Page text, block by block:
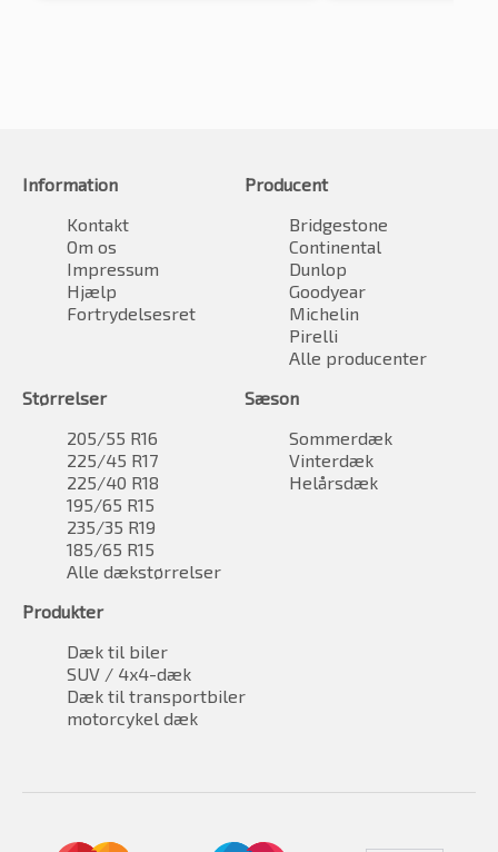
Information
Kontakt
Om os
Impressum
Hjælp
Fortrydelsesret
Producent
Bridgestone
Continental
Dunlop
Goodyear
Michelin
Pirelli
Alle producenter
Størrelser
205/55 R16
225/45 R17
225/40 R18
195/65 R15
235/35 R19
185/65 R15
Alle dækstørrelser
Sæson
Sommerdæk
Vinterdæk
Helårsdæk
Produkter
Dæk til biler
SUV / 4x4-dæk
Dæk til transportbiler
motorcykel dæk